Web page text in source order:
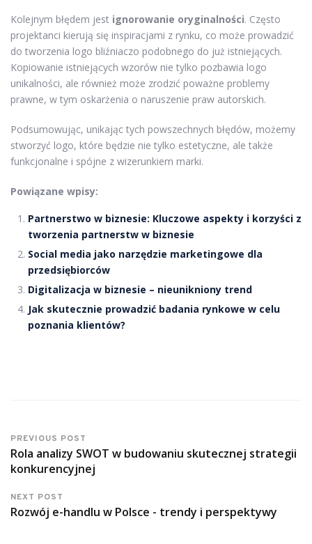
Kolejnym błędem jest ignorowanie oryginalności. Często
projektanci kierują się inspiracjami z rynku, co może prowadzić
do tworzenia logo bliźniaczo podobnego do już istniejących.
Kopiowanie istniejących wzorów nie tylko pozbawia logo
unikalności, ale również może zrodzić poważne problemy
prawne, w tym oskarżenia o naruszenie praw autorskich.
Podsumowując, unikając tych powszechnych błędów, możemy
stworzyć logo, które będzie nie tylko estetyczne, ale także
funkcjonalne i spójne z wizerunkiem marki.
Powiązane wpisy:
Partnerstwo w biznesie: Kluczowe aspekty i korzyści z
tworzenia partnerstw w biznesie
Social media jako narzędzie marketingowe dla
przedsiębiorców
Digitalizacja w biznesie – nieunikniony trend
Jak skutecznie prowadzić badania rynkowe w celu
poznania klientów?
PREVIOUS POST
Rola analizy SWOT w budowaniu skutecznej strategii
konkurencyjnej
NEXT POST
Rozwój e-handlu w Polsce - trendy i perspektywy